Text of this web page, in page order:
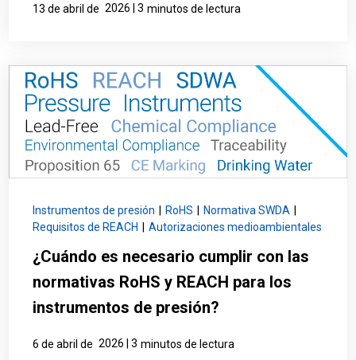
13 de abril de 2026 | 3 minutos de lectura
Instrumentos de presión RoHS Normativa SWDA
Requisitos de REACH
Autorizaciones medioambientales
¿Cuándo es necesario cumplir con las
normativas RoHS y REACH para los
instrumentos de presión?
6 de abril de 2026 | 3 minutos de lectura